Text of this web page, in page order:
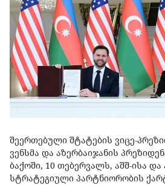
შეერთებული შტატების ვიცე-
ვენსმა და აზერბაიჯანის
ბაქოში, 10 თებერვალს, აშშ-ისა და
სტრატეგიული პარტნიორობის